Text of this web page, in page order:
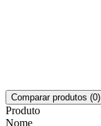
Comparar produtos (0)
Produto
Nome